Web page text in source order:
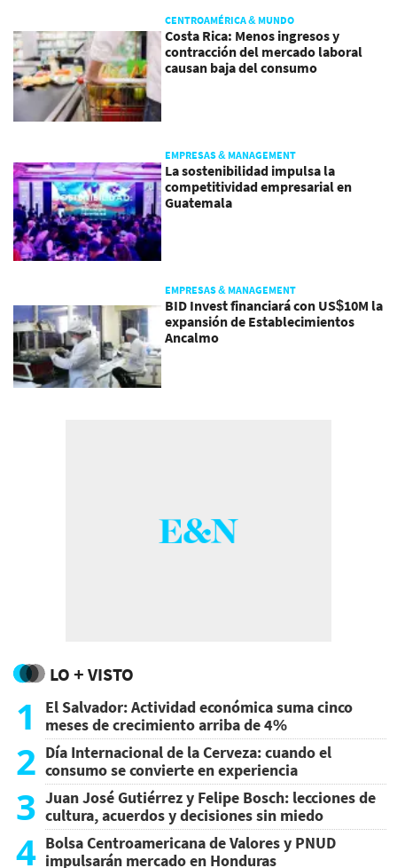
CENTROAMÉRICA & MUNDO
Costa Rica: Menos ingresos y
contracción del mercado laboral
causan baja del consumo
EMPRESAS & MANAGEMENT
La sostenibilidad impulsa la
competitividad empresarial en
Guatemala
EMPRESAS & MANAGEMENT
BID Invest financiará con US$10M la
expansión de Establecimientos
Ancalmo
LO + VISTO
1
El Salvador: Actividad económica suma cinco
meses de crecimiento arriba de 4%
2 Día Internacional de la Cerveza: cuando el
consumo se convierte en experiencia
3 Juan José Gutiérrez y Felipe Bosch: lecciones de
cultura, acuerdos y decisiones sin miedo
4 Bolsa Centroamericana de Valores y PNUD
impulsarán mercado en Honduras